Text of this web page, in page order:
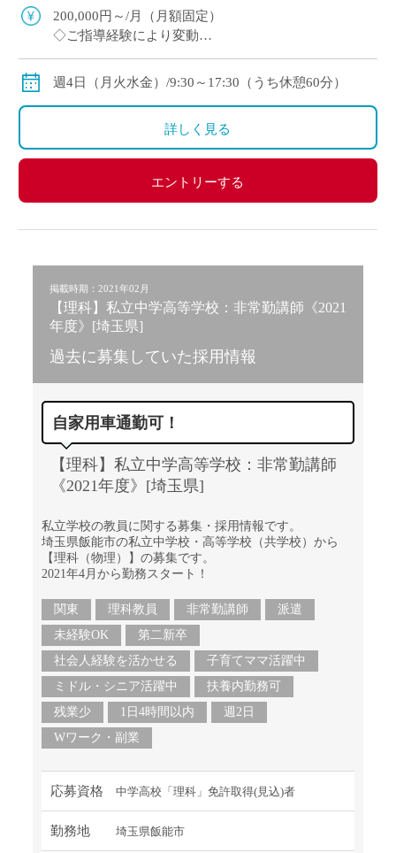
に寄り添いたい方へオススメ
200,000円～/月（月額固定）
◇ご指導経験により変動
週4日（月火水金）/9:30～17:30（うち休憩60分）
詳しく見る
エントリーする
掲載時期：2021年02月
【理科】私立中学高等学校：非常勤講師《2021
年度》[埼玉県]
過去に募集していた採用情報
自家用車通勤可！
【理科】私立中学高等学校：非常勤講師
《2021年度》[埼玉県]
私立学校の教員に関する募集・採用情報です。
埼玉県飯能市の私立中学校・高等学校（共学校）から
【理科（物理）】の募集です。
2021年4月から勤務スタート！
関東 理科教員 非常勤講師
派遣
未経験OK
第二新卒
社会人経験を活かせる
子育てママ活躍中
ミドル・シニア活躍中
扶養内勤務可
残業少
1日4時間以内
週2日
Wワーク・副業
応募資格 中学高校「理科」免許取得(見込)者
勤務地 埼玉県飯能市